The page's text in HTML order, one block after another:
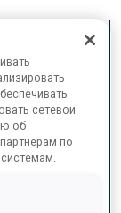
СТРЕЛЬБА
14
сетевой
об
по